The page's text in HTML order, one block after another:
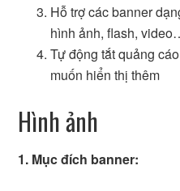
Hỗ trợ các banner
hình ảnh, flash,
Tự động tắt quảng
muốn hiển thị thêm
Hình ảnh
1. Mục đích banner: